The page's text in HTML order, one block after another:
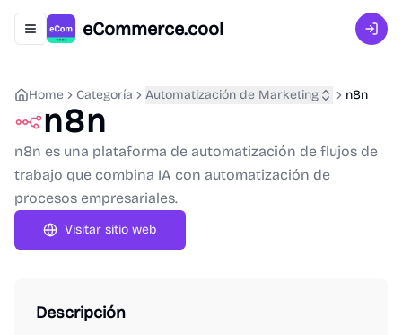
Abrir menú de navegación
eCommerce.cool
Home Categoría Automatización de Marketing n8n
n8n
n8n es una plataforma de automatización de flujos de
trabajo que combina IA con automatización de
procesos empresariales.
Visitar sitio web
Descripción